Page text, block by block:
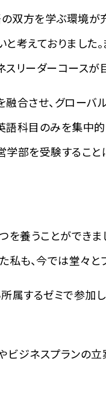
方を学ぶ環境が
考えておりました
リーダーコースが
合させ、グロー
語科目のみを集中
部を受験すること
養うことができま
も、今では堂々と
属するゼミで参
ジネスプランの